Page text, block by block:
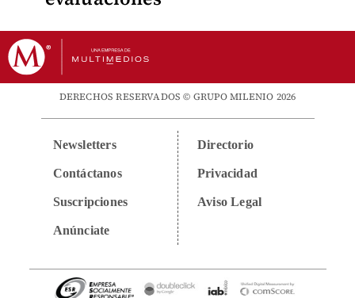
DERECHOS RESERVADOS © GRUPO MILENIO 2026
Newsletters
Contáctanos
Suscripciones
Anúnciate
Directorio
Privacidad
Aviso Legal